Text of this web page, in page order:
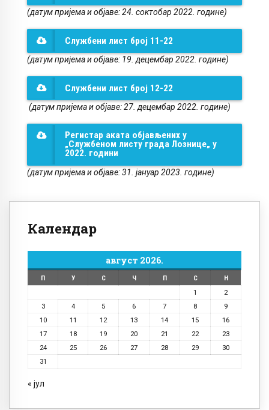
(датум пријема и објаве: 24. соктобар 2022. године)
Службени лист број 11-22
(датум пријема и објаве: 19. децембар 2022. године)
Службени лист број 12-22
(датум пријема и објаве: 27. децембар 2022. године)
Регистар аката објављених у
„Службеном листу града Лознице„ у
2022. години
(датум пријема и објаве: 31. јануар 2023. године)
Календар
август 2026.
П У С Ч П С
Н
1
2
3
4 5 6 7 8
9
10
11 12 13 14 15
16
17
18 19 20 21 22
23
24
25 26 27 28 29
30
31
« јул